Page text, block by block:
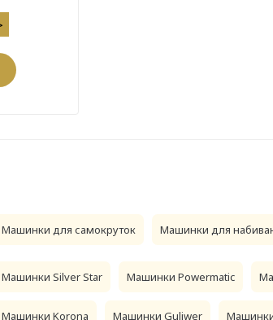
Машинки для самокруток Машинки для
Машинки Silver Star Машинки Powermatic
Машинки Korona Машинки Guliwer